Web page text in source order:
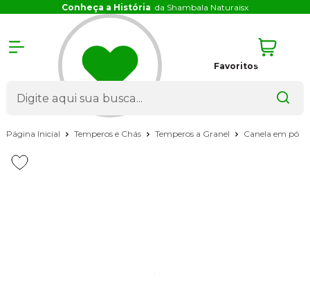
Conheça a História da Shambala Naturaisx
Favoritos
Página Inicial Temperos e Chás Temperos a Granel Canela em pó